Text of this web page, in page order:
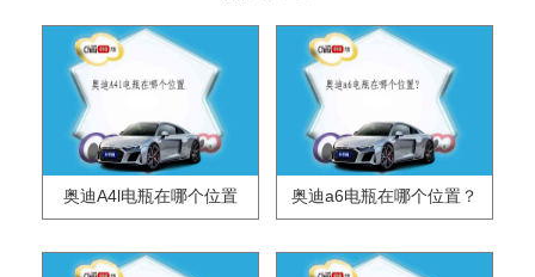
奥迪A4l电瓶在哪个位置 奥迪a6电瓶在哪个位置？